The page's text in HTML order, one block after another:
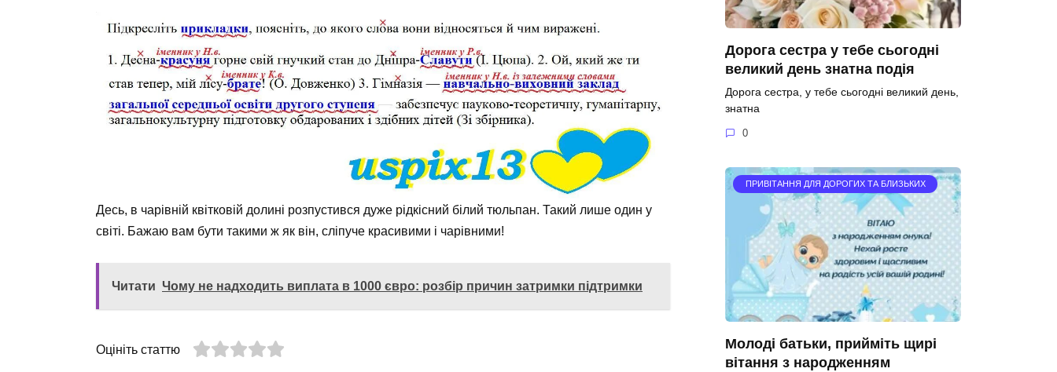
Десь, в чарівній квітковій долині розпустився дуже рідкісний білий тюльпан. Такий лише один у
світі. Бажаю вам бути такими ж як він, сліпуче красивими і чарівними!
Читати Чому не надходить виплата в 1000 євро: розбір причин затримки підтримки
Оцініть статтю
Дорога сестра у тебе сьогодні
великий день знатна подія
Дорога сестра, у тебе сьогодні великий день,
знатна
0
ПРИВІТАННЯ ДЛЯ ДОРОГИХ ТА БЛИЗЬКИХ
Молоді батьки, прийміть щирі
вітання з народженням